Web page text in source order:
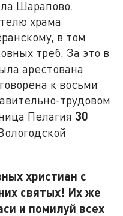
Шарапово.
храма
в том
треб. За это в
арестована
к восьми
трудовом
Пелагия 30
христиан с
святых! Их же
и помилуй всех